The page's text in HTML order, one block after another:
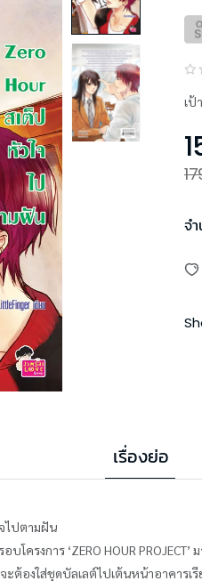
เป้
จ
เรื่องย่อ
ไปตามฝัน
โครงการ ‘ZERO HOUR
ต้องใส่ชุดบัลเลต์ไปเต้นหน้าอาคารเ